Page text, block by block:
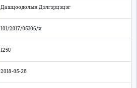
Дашцоодолын Дэлгэрцэцэг
101/2017/05306/и
1250
2018-05-28